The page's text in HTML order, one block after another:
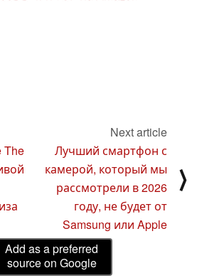
The
Next article
Лучший смартфон с
камерой, который мы
рассмотрели в 2026
году, не будет от
Samsung или Apple
⟩
Add as a preferred
source on Google